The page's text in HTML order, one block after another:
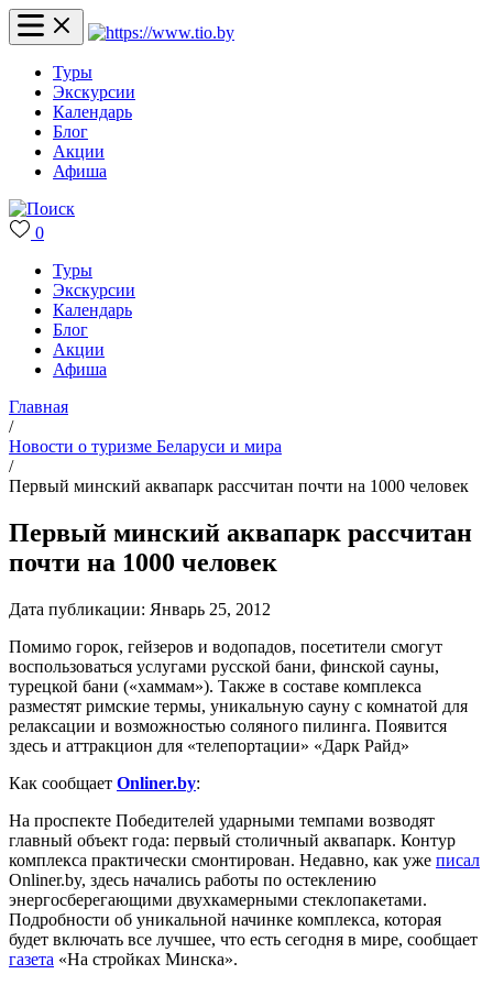
Туры
Экскурсии
Календарь
Блог
Акции
Афиша
0
Туры
Экскурсии
Календарь
Блог
Акции
Афиша
Главная
/
Новости о туризме Беларуси и мира
/
Первый минский аквапарк рассчитан почти на 1000 человек
Первый минский аквапарк рассчитан
почти на 1000 человек
Дата публикации: Январь 25, 2012
Помимо горок, гейзеров и водопадов, посетители смогут
воспользоваться услугами русской бани, финской сауны,
турецкой бани («хаммам»). Также в составе комплекса
разместят римские термы, уникальную сауну с комнатой для
релаксации и возможностью соляного пилинга. Появится
здесь и аттракцион для «телепортации» «Дарк Райд»
Как сообщает Onliner.by:
На проспекте Победителей ударными темпами возводят
главный объект года: первый столичный аквапарк. Контур
комплекса практически смонтирован. Недавно, как уже писал
Onliner.by, здесь начались работы по остеклению
энергосберегающими двухкамерными стеклопакетами.
Подробности об уникальной начинке комплекса, которая
будет включать все лучшее, что есть сегодня в мире, сообщает
газета «На стройках Минска».